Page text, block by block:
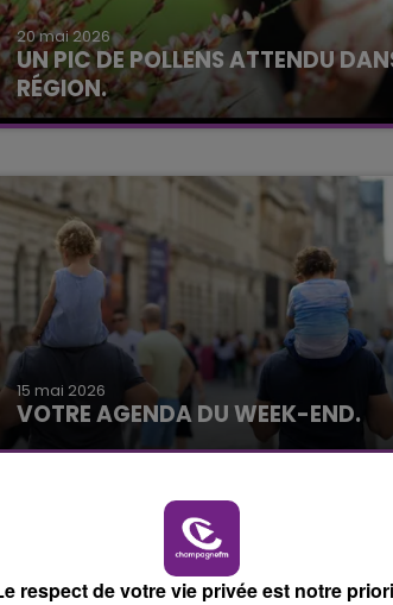
LE BEST OF DE LA FAMILLE
CHAMPAGNE FM
20 mai 2026
UN PIC DE POLLENS ATTENDU
RÉGION.
15 mai 2026
VOTRE AGENDA DU WEEK-END.
respect de votre vie privée est notre